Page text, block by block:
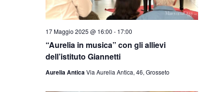
“Aurelia in musica” con gli allievi
dell’istituto Giannetti
17 Maggio 2025 @ 16:00 - 17:00
Aurelia AnticaVia Aurelia Antica, 46, Grosseto